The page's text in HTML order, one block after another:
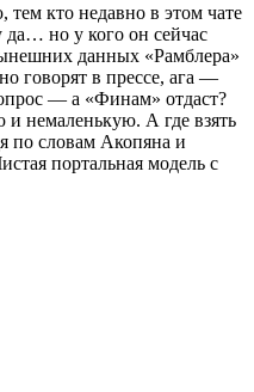
кто недавно в этом чате
да… но у кого он сейчас
данных «Рамблера»
говорят в прессе, ага —
— а «Финам» отдаст?
и немаленькую. А где взять
по словам Акопяна и
портальная модель с